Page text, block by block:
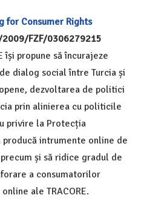
for Consumer Rights
2009/FZF/0306279215
își propune să încurajeze
dialog social între Turcia și
dezvoltarea de politici
prin alinierea cu politicile
privire la Protecția
producă intrumente online de
precum și să ridice gradul de
a consumatorilor
ale TRACORE.